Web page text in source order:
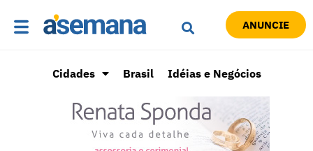
ANUNCIE
Cidades Brasil Idéias e Negócios